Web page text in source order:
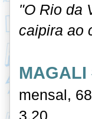
"O Rio da
caipira ao
MAGALI
mensal,
3,20